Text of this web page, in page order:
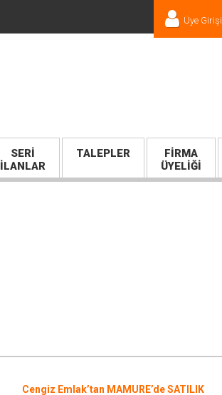
Üye Girişi
SERI
İLANLAR
TALEPLER
FIRMA
ÜYELIĞI
Cengiz Emlak’tan MAMURE’de SATILIK